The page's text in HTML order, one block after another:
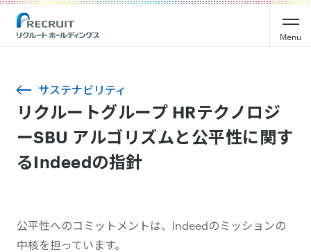
Menu
サステナビリティ
リクルートグループ HRテクノロジ
ーSBU アルゴリズムと公平性に関す
るIndeedの指針
公平性へのコミットメントは、Indeedのミッションの
中核を担っています。